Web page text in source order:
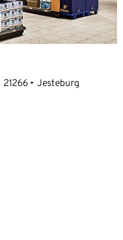
21266 Jesteburg